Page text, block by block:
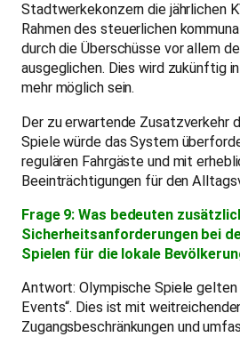
Stadtwerkekonzern die jährlichen
Rahmen des steuerlichen
durch die Überschüsse vor allem
ausgeglichen. Dies wird zukünftig
mehr möglich sein.
Der zu erwartende Zusatzverkehr
Spiele würde das System
regulären Fahrgäste und mit
Beeinträchtigungen für den
Frage 9: Was bedeuten
Sicherheitsanforderungen bei
Spielen für die lokale
Antwort: Olympische Spiele gelten
Events“. Dies ist mit
Zugangsbeschränkungen und